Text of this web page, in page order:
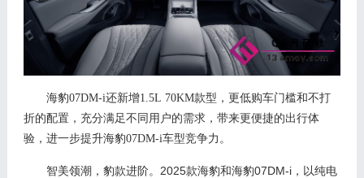
海豹07DM-i还新增1 .5L 70KM款型，更低购车门槛和不打
折的配置，充分满足不同用户的需求，带来更便捷的出行体
验，进一步提升海豹07DM-i车型竞争力。
智美领潮 ， 豹款进阶。 2025款海豹和海豹07DM-i，以纯电